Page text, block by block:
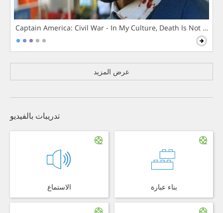
Captain America: Civil War - In My Culture, Death Is Not The
عرض المزيد
تدريبات بالفيديو
الاستماع بناء عبارة